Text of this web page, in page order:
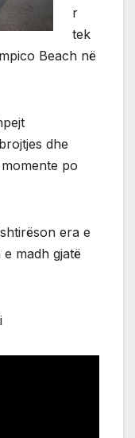
r
tek
Beach në
dhe
po
era e
madh gjatë